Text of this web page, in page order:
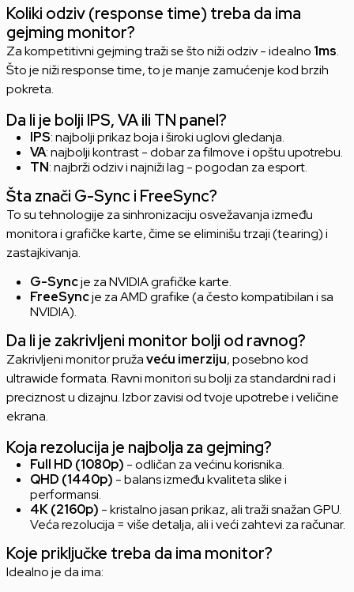
Koliki odziv (response time) treba da ima
gejming monitor?
Za kompetitivni gejming traži se što niži odziv - idealno 1ms.
Što je niži response time, to je manje zamućenje kod brzih
pokreta.
Da li je bolji IPS, VA ili TN panel?
IPS: najbolji prikaz boja i široki uglovi gledanja.
VA: najbolji kontrast - dobar za filmove i opštu upotrebu.
TN: najbrži odziv i najniži lag - pogodan za esport.
Šta znači G-Sync i FreeSync?
To su tehnologije za sinhronizaciju osvežavanja između
monitora i grafičke karte, čime se eliminišu trzaji (tearing) i
zastajkivanja.
G-Syncje za NVIDIA grafičke karte.
FreeSyncje za AMD grafike (a često kompatibilan i sa
NVIDIA).
Da li je zakrivljeni monitor bolji od ravnog?
Zakrivljeni monitor pružaveću imerziju, posebno kod
ultrawide formata. Ravni monitori su bolji za standardni rad i
preciznost u dizajnu. Izbor zavisi od tvoje upotrebe i veličine
ekrana.
Koja rezolucija je najbolja za gejming?
Full HD (1080p) - odličan za većinu korisnika.
QHD (1440p) - balans između kvaliteta slike i
performansi.
4K (2160p) - kristalno jasan prikaz, ali traži snažan GPU.
Veća rezolucija = više detalja, ali i veći zahtevi za računar.
Koje priključke treba da ima monitor?
Idealno je da ima: